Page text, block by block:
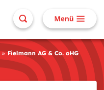
Fielmann AG & Co. oHG